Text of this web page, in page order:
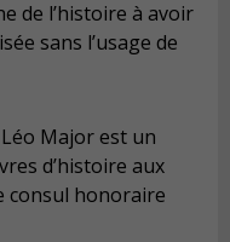
de l’histoire à avoir
sans l’usage de
Major est un
d’histoire aux
consul honoraire